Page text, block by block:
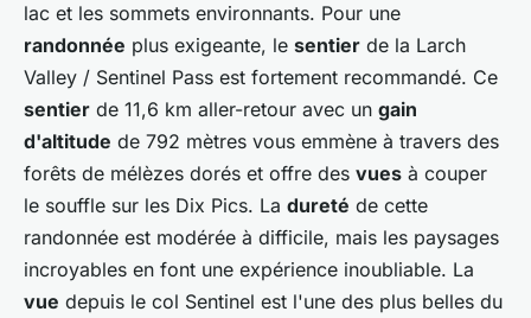
lac et les sommets environnants. Pour une
randonnée plus exigeante, le sentier de la Larch
Valley / Sentinel Pass est fortement recommandé. Ce
sentier de 11,6 km aller-retour avec un gain
d'altitude de 792 mètres vous emmène à travers des
forêts de mélèzes dorés et offre des vues à couper
le souffle sur les Dix Pics. La dureté de cette
randonnée est modérée à difficile, mais les paysages
incroyables en font une expérience inoubliable. La
vue depuis le col Sentinel est l'une des plus belles du